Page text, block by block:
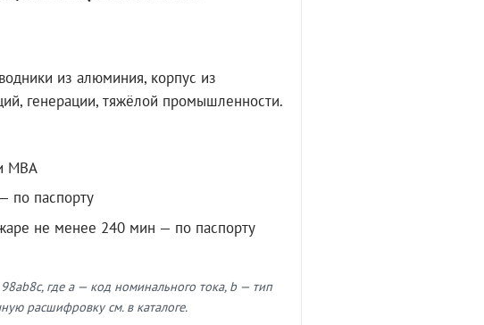
из алюминия, корпус из
генерации, тяжёлой промышленности.
МВА
по паспорту
не менее 240 мин — по паспорту
где a — код номинального тока, b — тип
расшифровку см. в каталоге.